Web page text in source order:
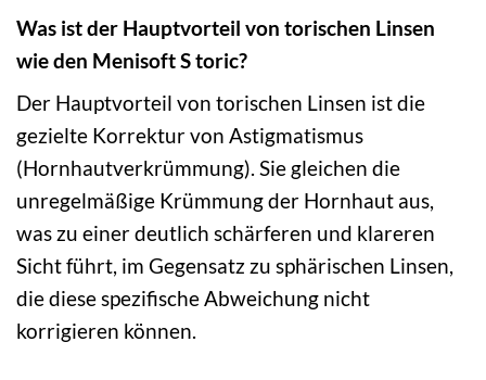
Was ist der Hauptvorteil von torischen Linsen
wie den Menisoft S toric?
Der Hauptvorteil von torischen Linsen ist die
gezielte Korrektur von Astigmatismus
(Hornhautverkrümmung). Sie gleichen die
unregelmäßige Krümmung der Hornhaut aus,
was zu einer deutlich schärferen und klareren
Sicht führt, im Gegensatz zu sphärischen Linsen,
die diese spezifische Abweichung nicht
korrigieren können.